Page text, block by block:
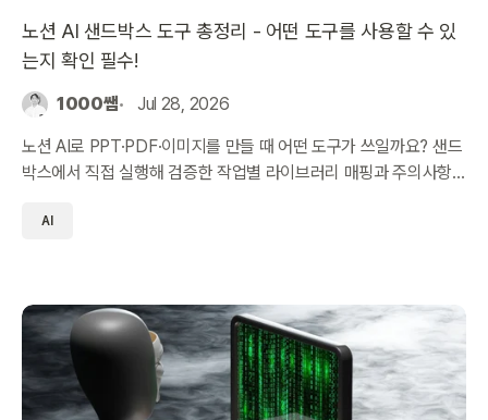
노션 AI 샌드박스 도구 총정리 - 어떤 도구를 사용할 수 있
는지 확인 필수!
1000쌤 Jul 28, 2026
노션 AI로 PPT·PDF·이미지를 만들 때 어떤 도구가 쓰일까요? 샌드
박스에서 직접 실행해 검증한 작업별 라이브러리 매핑과 주의사항
AI